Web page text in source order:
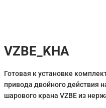
VZBE_KHA
Готовая к установке
привода двойного действия
шарового крана VZBE из